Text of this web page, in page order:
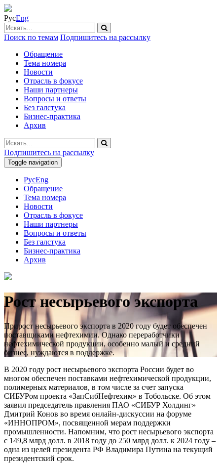
РусEng
Поиск по темам Подпишитесь на рассылку
Обращение
Тема номера
Новости
Отрасль в фокусе
Наши партнеры
Вопросы и ответы
Без галстука
Бизнес-практика
Архив
Подпишитесь на рассылку
Toggle navigation
РусEng
Обращение
Тема номера
Новости
Отрасль в фокусе
Наши партнеры
Вопросы и ответы
Без галстука
Бизнес-практика
Архив
Рост несырьевого экспорта
Прирост несырьевого экспорта в 2020 году будет обеспечен
поставщиками нефтехимии. Однако переработчики
нефтехимической продукции, особенно малый и средний
бизнес, нуждаются в поддержке.
В 2020 году рост несырьевого экспорта России будет во
многом обеспечен поставками нефтехимической продукции,
полимерных материалов, в том числе за счет запуска
СИБУРом проекта «ЗапСибНефтехим» в Тобольске. Об этом
заявил председатель правления ПАО «СИБУР Холдинг»
Дмитрий Конов во время онлайн-дискуссии на форуме
«ИННОПРОМ», посвященной мерам поддержки
промышленности. Напомним, что рост несырьевого экспорта
с 149,8 млрд долл. в 2018 году до 250 млрд долл. к 2024 году –
одна из целей президента РФ Владимира Путина на текущий
президентский срок.